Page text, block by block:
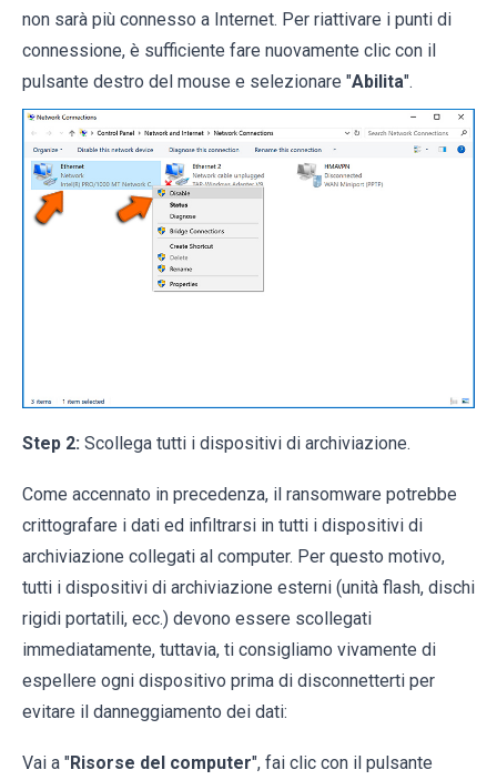
non sarà più connesso a Internet. Per riattivare i punti di
connessione, è sufficiente fare nuovamente clic con il
pulsante destro del mouse e selezionare "Abilita".
Step 2: Scollega tutti i dispositivi di archiviazione.
Come accennato in precedenza, il ransomware potrebbe
crittografare i dati ed infiltrarsi in tutti i dispositivi di
archiviazione collegati al computer. Per questo motivo,
tutti i dispositivi di archiviazione esterni (unità flash, dischi
rigidi portatili, ecc.) devono essere scollegati
immediatamente, tuttavia, ti consigliamo vivamente di
espellere ogni dispositivo prima di disconnetterti per
evitare il danneggiamento dei dati:
Vai a "Risorse del computer", fai clic con il pulsante